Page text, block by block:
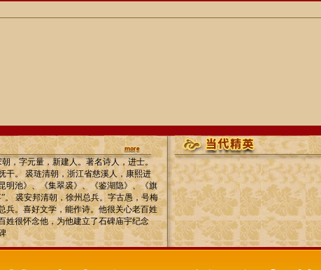
，字元量，新建人。著名诗人，进士。
干。 裘琏清朝，浙江省慈溪人，康熙进
明池》、《集翠裘》、《鉴湖隐》、《旗
。 裘安邦清朝，徐州总兵。字古愚，号梅
兵。喜好文学，能作诗。他很关心老百姓
姓很怀念他，为他建立了石碑庙宇纪念